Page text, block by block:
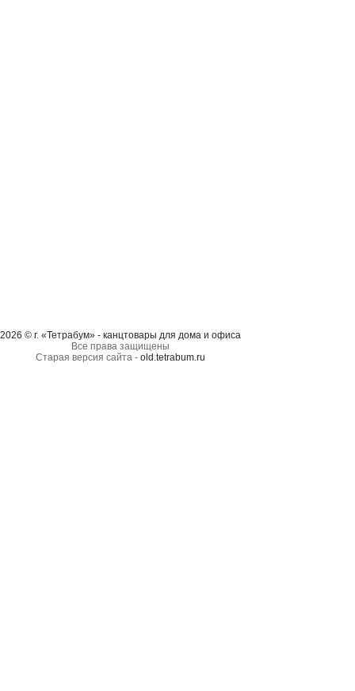
2026 © г. «Тетрабум» - канцтовары для дома и офиса
Все права защищены
Старая версия сайта - old.tetrabum.ru